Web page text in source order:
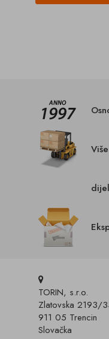
TORIN, s.r.o.
Zlatovska 2193/
911 05 Trencin
Slovačka